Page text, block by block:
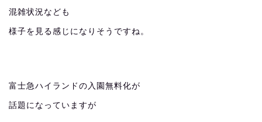
混雑状況なども
様子を見る感じになりそうですね。
富士急ハイランドの入園無料化が
話題になっていますが